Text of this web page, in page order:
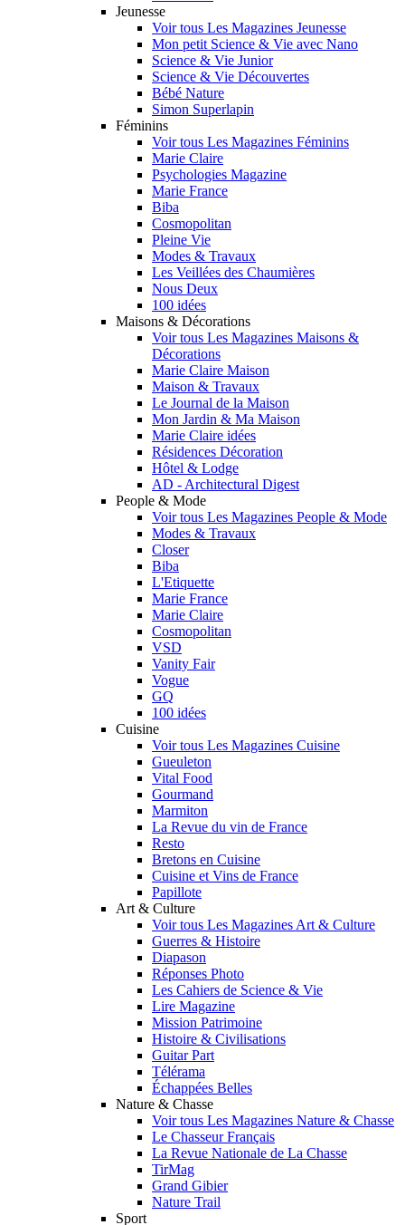
Jeunesse
Voir tous Les Magazines Jeunesse
Mon petit Science & Vie avec Nano
Science & Vie Junior
Science & Vie Découvertes
Bébé Nature
Simon Superlapin
Féminins
Voir tous Les Magazines Féminins
Marie Claire
Psychologies Magazine
Marie France
Biba
Cosmopolitan
Pleine Vie
Modes & Travaux
Les Veillées des Chaumières
Nous Deux
100 idées
Maisons & Décorations
Voir tous Les Magazines Maisons &
Décorations
Marie Claire Maison
Maison & Travaux
Le Journal de la Maison
Mon Jardin & Ma Maison
Marie Claire idées
Résidences Décoration
Hôtel & Lodge
AD - Architectural Digest
People & Mode
Voir tous Les Magazines People & Mode
Modes & Travaux
Closer
Biba
L'Etiquette
Marie France
Marie Claire
Cosmopolitan
VSD
Vanity Fair
Vogue
GQ
100 idées
Cuisine
Voir tous Les Magazines Cuisine
Gueuleton
Vital Food
Gourmand
Marmiton
La Revue du vin de France
Resto
Bretons en Cuisine
Cuisine et Vins de France
Papillote
Art & Culture
Voir tous Les Magazines Art & Culture
Guerres & Histoire
Diapason
Réponses Photo
Les Cahiers de Science & Vie
Lire Magazine
Mission Patrimoine
Histoire & Civilisations
Guitar Part
Télérama
Échappées Belles
Nature & Chasse
Voir tous Les Magazines Nature & Chasse
Le Chasseur Français
La Revue Nationale de La Chasse
TirMag
Grand Gibier
Nature Trail
Sport